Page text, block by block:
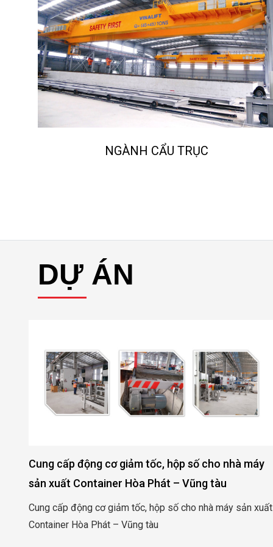
NGÀNH CẨU TRỤC
DỰ ÁN
Cung cấp động cơ giảm tốc, hộp số cho nhà máy
sản xuất Container Hòa Phát – Vũng tàu
Cung cấp động cơ giảm tốc, hộp số cho nhà máy sản xuất
Container Hòa Phát – Vũng tàu